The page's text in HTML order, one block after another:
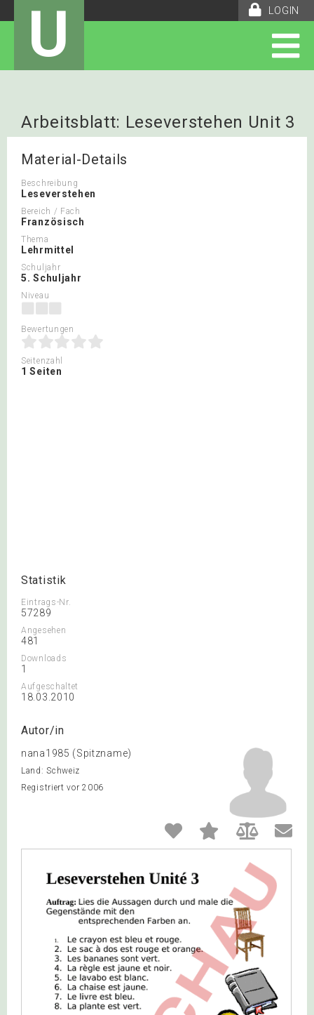
LOGIN
U
Arbeitsblatt: Leseverstehen Unit 3
Envol
Material-Details
Beschreibung
Leseverstehen
Bereich / Fach
Französisch
Thema
Lehrmittel
Schuljahr
5. Schuljahr
Niveau
Bewertungen
Seitenzahl
1 Seiten
Statistik
Eintrags-Nr.
57289
Angesehen
481
Downloads
1
Aufgeschaltet
18.03.2010
Autor/in
nana1985 (Spitzname)
Land: Schweiz
Registriert vor 2006